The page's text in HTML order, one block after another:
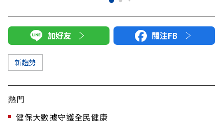
加好友 關注FB
新趨勢
熱門
健保大數據守護全民健康